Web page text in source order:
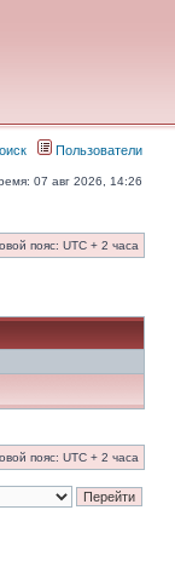
Пользователи
07 авг 2026, 14:26
пояс: UTC + 2 часа
пояс: UTC + 2 часа